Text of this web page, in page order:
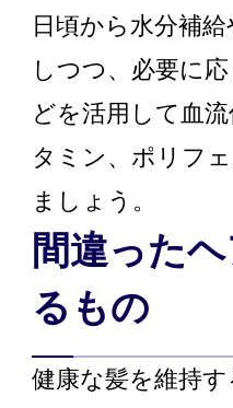
日頃から水分補
しつつ、必要に
どを活用して血
タミン、ポリフ
ましょう。
間違った
るもの
健康な髪を維持